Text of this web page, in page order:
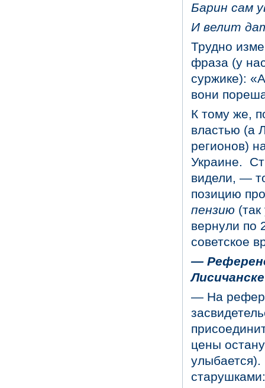
Барин сам
И велит
Трудно
фраза (у
суржике):
вони
К тому же,
властью (а
регионов)
Украине.
видели, —
позицию
пензию(так
вернули по
советское
—
— На
цены
старушками: